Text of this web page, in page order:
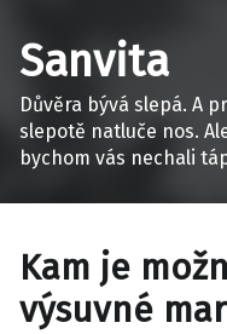
Sanvita
Důvěra bývá slepá. A
slepotě natluče nos.
bychom vás nechali
Kam je
výsuvné